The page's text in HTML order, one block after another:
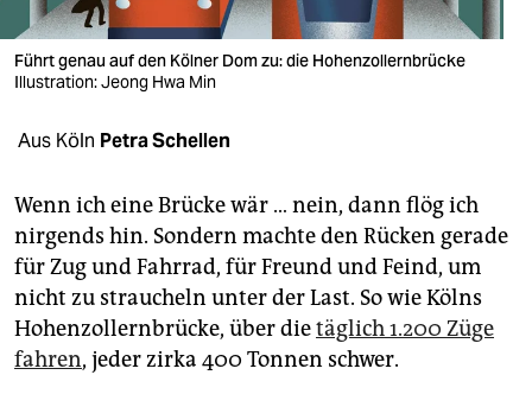
verlag
verlag
veranstaltungen
fragen & hilfe
unterstützen
abo
genossenschaft
Führt genau auf den Kölner Dom zu: die Hohenzollernbrücke
Illustration: Jeong Hwa Min
Aus Köln Petra Schellen
Wenn ich eine Brücke wär … nein, dann flög ich
nirgends hin. Sondern machte den Rücken gerade
für Zug und Fahrrad, für Freund und Feind, um
nicht zu straucheln unter der Last. So wie Kölns
Hohenzollernbrücke, über dietäglich 1.200 Züge
fahren, jeder zirka 400 Tonnen schwer.